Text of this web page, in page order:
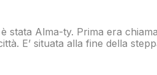
stata Alma-ty. Prima era
E’ situata alla fine della